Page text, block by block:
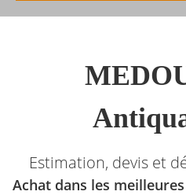
Estimation, devis et
Achat dans les